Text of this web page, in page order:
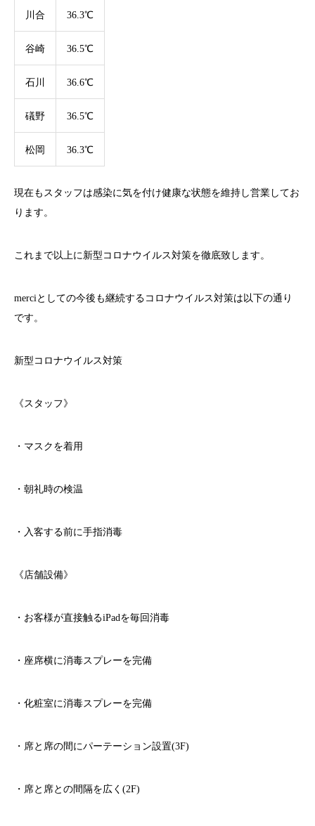
川合 36.3℃
谷崎 36.5℃
石川 36.6℃
礒野 36.5℃
松岡 36.3℃
現在もスタッフは感染に気を付け健康な状態を維持し営業してお
ります。
これまで以上に新型コロナウイルス対策を徹底致します。
merci としての今後も継続するコロナウイルス対策は以下の通り
です。
新型コロナウイルス対策
《スタッフ》
・マスクを着用
・朝礼時の検温
・入客する前に手指消毒
《店舗設備》
・お客様が直接触るiPad を毎回消毒
・座席横に消毒スプレーを完備
・化粧室に消毒スプレーを完備
・席と席の間にパーテーション設置(3F)
・席と席との間隔を広く (2F)